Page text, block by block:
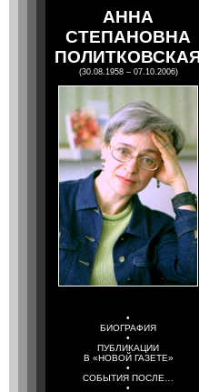
АННА
СТЕПАНОВНА
(30.08.1958 – 07.10.2006)
•
БИОГРАФИЯ
•
ПУБЛИКАЦИИ
В «НОВОЙ ГАЗЕТЕ»
•
СОБЫТИЯ ПОСЛЕ…
•